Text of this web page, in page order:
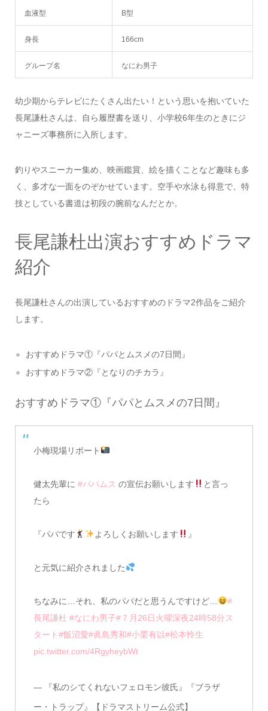
血液型 B型
身長 166cm
グループ名 なにわ男子
幼少期からテレビにたくさん出たい！という思いを抱いていた
長尾謙杜さんは、自ら履歴書を送り、小学校6年生のときにジ
ャニーズ事務所に入所します。
釣りやスニーカー集め、映画鑑賞、絵を描くことなど趣味も多
く、多才な一面をのぞかせています。空手や水泳も得意で、特
技としている書道は初段の腕前なんだとか。
長尾謙杜出演おすすめドラマ
紹介
長尾謙杜さんの出演しているおすすめのドラマ2作品をご紹介
します。
おすすめドラマ①『パパとムスメの7日間』
おすすめドラマ②『となりのチカラ』
おすすめドラマ①『パパとムスメの7日間』
小梅現場リポート
健太先輩に #パパムス の宣伝お願いします
と言っ
たら
『パパです よろしくお願いします 』
と元気に紹介されました
ちなみに…それ、私のパパだと思うんですけど…
#
長尾謙杜 #なにわ男子#７月26日火曜深夜24時58分ス
タート#飯沼愛#眞島秀和#小栗有以#松本怜生
pic.twitter.com/4RgyheybWt
— 『私のシてくれないフェロモン彼氏』『ブラザ
ー・トラップ』【ドラマストリーム公式】